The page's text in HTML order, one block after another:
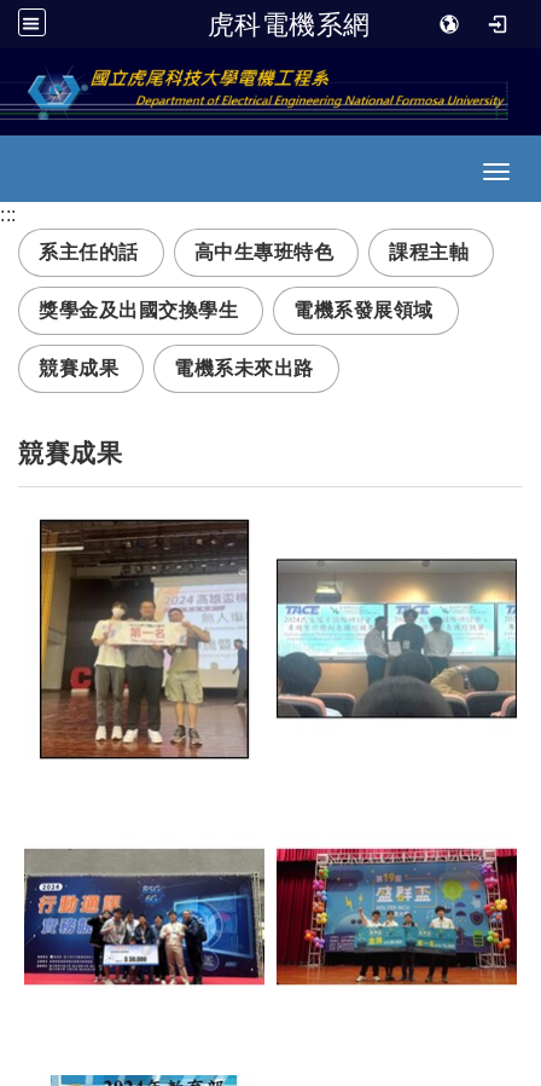
虎科電機系網
跳到主要內容
:::
系主任的話
高中生專班特色 課程主軸
獎學金及出國交換學生 電機系發展領域
競賽成果 電機系未來出路
競賽成果